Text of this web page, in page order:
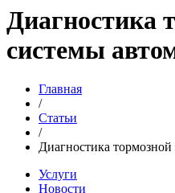
Диагностика
системы
Главная
/
Статьи
/
Диагностика
Услуги
Новости